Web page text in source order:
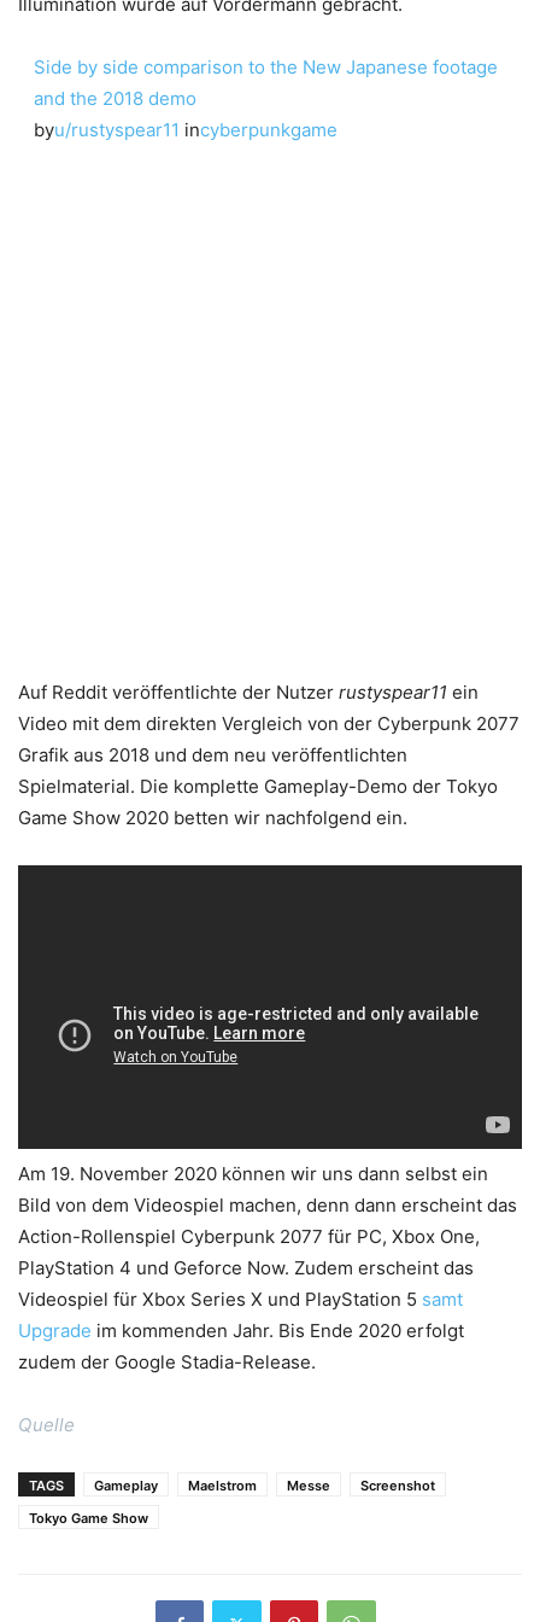
Side by side comparison to the New Japanese footage
and the 2018 demo
byu/rustyspear11 incyberpunkgame
Auf Reddit veröffentlichte der Nutzer rustyspear11 ein
Video mit dem direkten Vergleich von der Cyberpunk 2077
Grafik aus 2018 und dem neu veröffentlichten
Spielmaterial. Die komplette Gameplay-Demo der Tokyo
Game Show 2020 betten wir nachfolgend ein.
Am 19. November 2020 können wir uns dann selbst ein
Bild von dem Videospiel machen, denn dann erscheint das
Action-Rollenspiel Cyberpunk 2077 für PC, Xbox One,
PlayStation 4 und Geforce Now. Zudem erscheint das
Videospiel für Xbox Series X und PlayStation 5 samt
Upgrade im kommenden Jahr. Bis Ende 2020 erfolgt
zudem der Google Stadia-Release.
Quelle
TAGS Gameplay Maelstrom Messe
Screenshot
Tokyo Game Show